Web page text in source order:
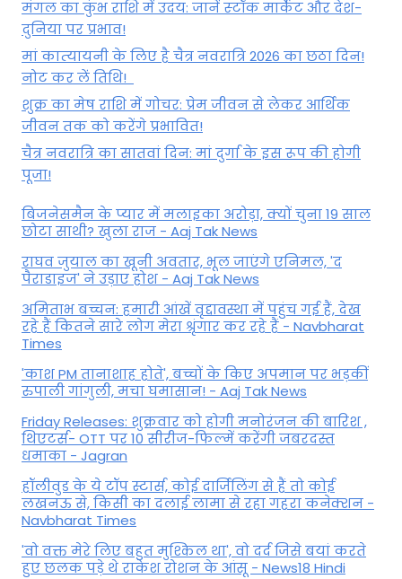
मंगल का कुंभ राशि में उदय: जानें स्‍टॉक मार्केट और देश-
दुनिया पर प्रभाव!
मां कात्‍यायनी के लिए है चैत्र नवरात्रि 2026 का छठा दिन!
नोट कर लें तिथि!
शुक्र का मेष राशि में गोचर: प्रेम जीवन से लेकर आर्थिक
जीवन तक को करेंगे प्रभावित!
चैत्र नवरात्रि का सातवां दिन: मां दुर्गा के इस रूप की होगी
पूजा!
बिजनेसमैन के प्यार में मलाइका अरोड़ा, क्यों चुना 19 साल
छोटा साथी? खुला राज - Aaj Tak News
राघव जुयाल का खूनी अवतार, भूल जाएंगे एनिमल, 'द
पैराडाइज' ने उड़ाए होश - Aaj Tak News
अमिताभ बच्चन: हमारी आंखें वृद्दावस्था में पहुंच गई हैं, देख
रहे हैं कितने सारे लोग मेरा श्रृंगार कर रहे हैं - Navbharat
Times
'काश PM तानाशाह होते', बच्चों के किए अपमान पर भड़कीं
रुपाली गांगुली, मचा घमासान! - Aaj Tak News
Friday Releases: शुक्रवार को होगी मनोरंजन की बारिश ,
थिएटर्स- OTT पर 10 सीरीज-फिल्में करेंगी जबरदस्त
धमाका - Jagran
हॉलीवुड के ये टॉप स्टार्स, कोई दार्जिलिंग से हैं तो कोई
लखनऊ से, किसी का दलाई लामा से रहा गहरा कनेक्शन -
Navbharat Times
'वो वक्त मेरे लिए बहुत मुश्किल था', वो दर्द जिसे बयां करते
हुए छलक पड़े थे राकेश रोशन के आंसू - News18 Hindi